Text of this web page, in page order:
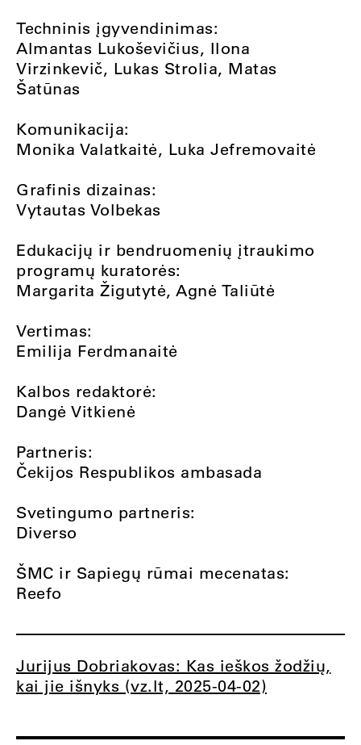
Techninis įgyvendinimas:
Almantas Lukoševičius, Ilona
Virzinkevič, Lukas Strolia, Matas
Šatūnas
Komunikacija:
Monika Valatkaitė, Luka Jefremovaitė
Grafinis dizainas:
Vytautas Volbekas
Edukacijų ir bendruomenių įtraukimo
programų kuratorės:
Margarita Žigutytė, Agnė Taliūtė
Vertimas:
Emilija Ferdmanaitė
Kalbos redaktorė:
Dangė Vitkienė
Partneris:
Čekijos Respublikos ambasada
Svetingumo partneris:
Diverso
ŠMC ir Sapiegų rūmai mecenatas:
Reefo
Jurijus Dobriakovas: Kas ieškos žodžių,
kai jie išnyks (vz.lt, 2025-04-02)